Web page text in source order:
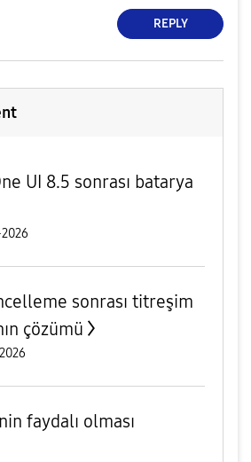
REPLY
UI 8.5 sonrası batarya
sonrası titreşim
çözümü
faydalı olması